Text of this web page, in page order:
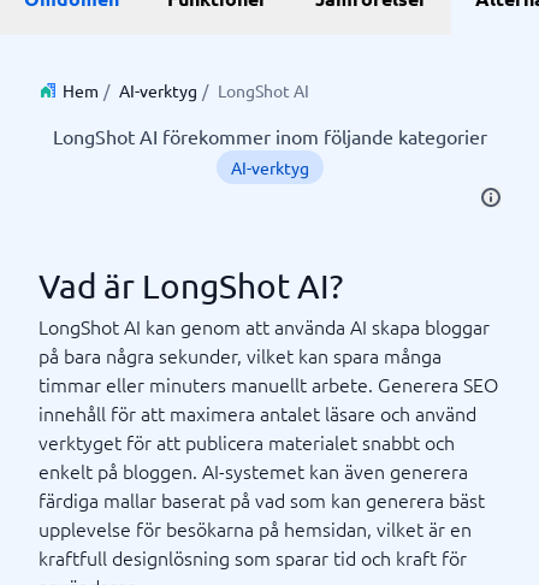
Hem / AI-verktyg / LongShot AI
LongShot AI förekommer inom följande kategorier
AI-verktyg
Vad är LongShot AI?
LongShot AI kan genom att använda AI skapa bloggar
på bara några sekunder, vilket kan spara många
timmar eller minuters manuellt arbete. Generera SEO
innehåll för att maximera antalet läsare och använd
verktyget för att publicera materialet snabbt och
enkelt på bloggen. AI-systemet kan även generera
färdiga mallar baserat på vad som kan generera bäst
upplevelse för besökarna på hemsidan, vilket är en
kraftfull designlösning som sparar tid och kraft för